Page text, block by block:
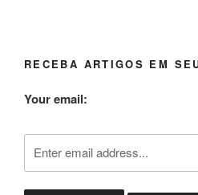
RECEBA ARTIGOS EM
Your email: